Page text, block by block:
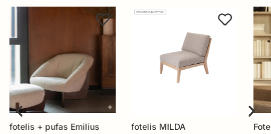
fotelis + pufas Emilius fotelis MILDA